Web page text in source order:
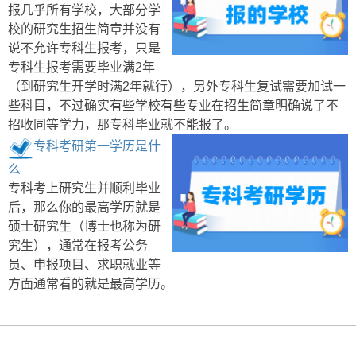
报几乎所有学校，大部分学
校的研究生招生简章并没有
说不允许专科生报考，只是
专科生报考需要毕业满2年
（到研究生开学时满2年就行），另外专科生复试需要加试一
些科目，不过确实有些学校有些专业在招生简章明确说了不
招收同等学力，那专科毕业就不能报了。
专科考研第一学历是什
么
专科考上研究生并顺利毕业
后，那么你的最高学历就是
硕士研究生（博士也称为研
究生），通常在报考公务
员、申报项目、求职就业等
方面通常看的就是最高学历。